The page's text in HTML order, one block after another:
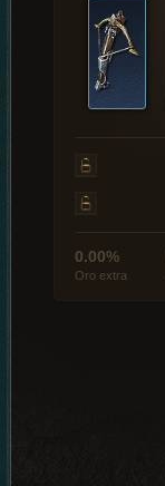
0.00%
Oro extra